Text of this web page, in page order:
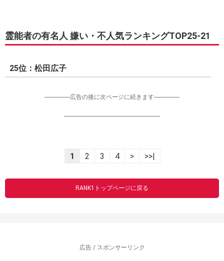
霊能者の有名人 嫌い・不人気ランキングTOP25-21
25位：松田広子
-----------------広告の後に次ページに続きます-----------------
----------------------------------------------------------------
1 2 3 4 > >>|
RANK1トップページに戻る
広告 / スポンサーリンク